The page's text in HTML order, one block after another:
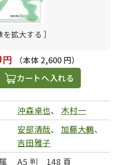
を拡大する ］
円
（本体 2,600 円）
カートへ入れる
沖森卓也、 木村一
安部清哉、加藤大鶴、
吉田雅子
A5 判 148 頁